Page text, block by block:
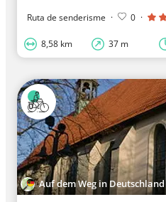
Ruta de senderisme · 0 ·
8,58 km 37 m
Auf dem Weg in Deutschland